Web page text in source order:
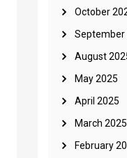
October
September
August
May 2025
April 2025
March 2025
February